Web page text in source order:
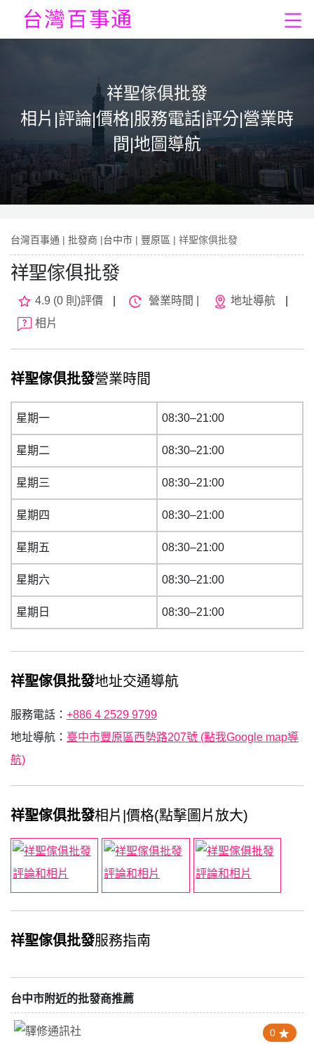
祥聖傢俱批發
相片|評論|價格|服務電話|評分|營業時
間|地圖導航
台灣百事通 | 批發商 |台中市 | 豐原區 | 祥聖傢俱批發
祥聖傢俱批發
4.9 (0 則)評價 營業時間 | 地址導航
相片
祥聖傢俱批發營業時間
星期一 08:30–21:00
星期二 08:30–21:00
星期三 08:30–21:00
星期四 08:30–21:00
星期五 08:30–21:00
星期六 08:30–21:00
星期日 08:30–21:00
祥聖傢俱批發地址交通導航
服務電話： +886 4 2529 9799
地址導航： 臺中市豐原區西勢路207號 (點我Google map導
航)
祥聖傢俱批發相片|價格(點擊圖片放大)
祥聖傢俱批發服務指南
台中市附近的批發商推薦
0